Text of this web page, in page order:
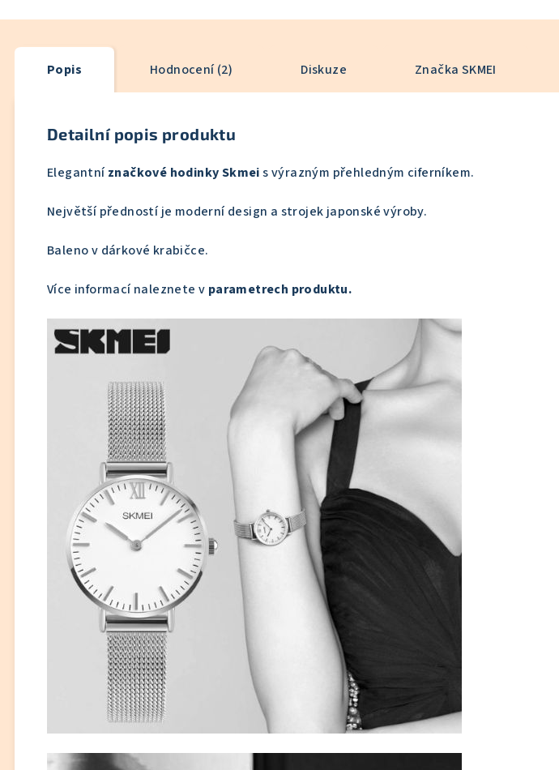
Popis Hodnocení (2) Diskuze Značka SKMEI
Detailní popis produktu
Elegantníznačkové hodinky Skmeis výrazným přehledným ciferníkem.
Největší předností je moderní design a strojek japonské výroby.
Baleno v dárkové krabičce.
Více informací naleznete v parametrech produktu.